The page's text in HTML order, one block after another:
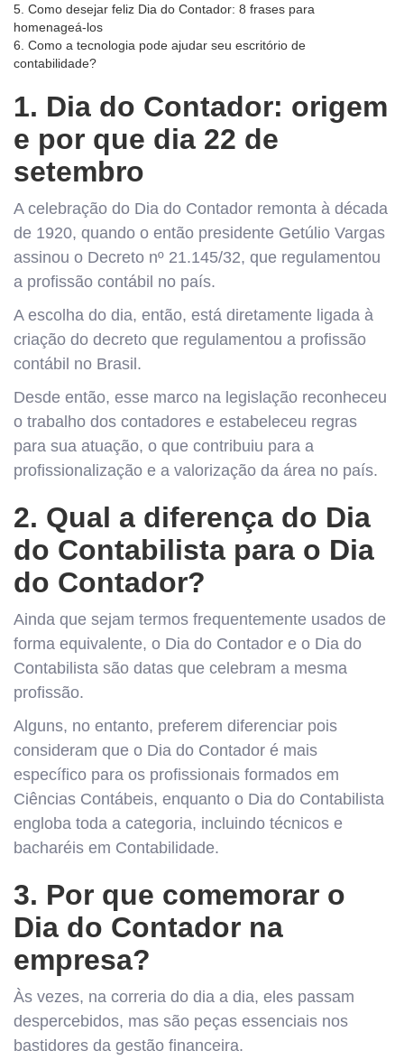
5. Como desejar feliz Dia do Contador: 8 frases para
homenageá-los
6. Como a tecnologia pode ajudar seu escritório de
contabilidade?
1. Dia do Contador: origem
e por que dia 22 de
setembro
A celebração do Dia do Contador remonta à década
de 1920, quando o então presidente Getúlio Vargas
assinou o Decreto nº 21.145/32, que regulamentou
a profissão contábil no país.
A escolha do dia, então, está diretamente ligada à
criação do decreto que regulamentou a profissão
contábil no Brasil.
Desde então, esse marco na legislação reconheceu
o trabalho dos contadores e estabeleceu regras
para sua atuação, o que contribuiu para a
profissionalização e a valorização da área no país.
2. Qual a diferença do Dia
do Contabilista para o Dia
do Contador?
Ainda que sejam termos frequentemente usados de
forma equivalente, o Dia do Contador e o Dia do
Contabilista são datas que celebram a mesma
profissão.
Alguns, no entanto, preferem diferenciar pois
consideram que o Dia do Contador é mais
específico para os profissionais formados em
Ciências Contábeis, enquanto o Dia do Contabilista
engloba toda a categoria, incluindo técnicos e
bacharéis em Contabilidade.
3. Por que comemorar o
Dia do Contador na
empresa?
Às vezes, na correria do dia a dia, eles passam
despercebidos, mas são peças essenciais nos
bastidores da gestão financeira.